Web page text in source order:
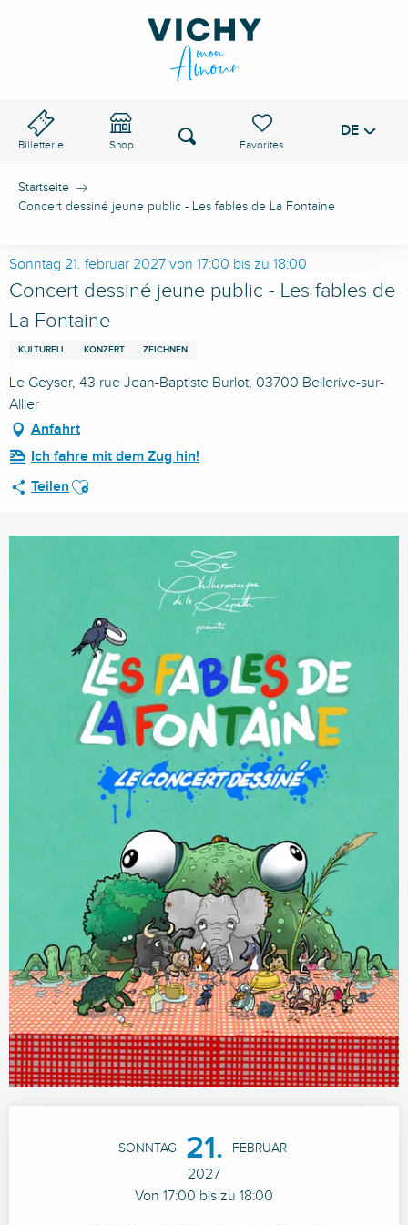
Billetterie Shop
Voir les favoris
Suche DE
Startseite
Concert dessiné jeune public - Les fables de La Fontaine
Sonntag 21. februar 2027 von 17:00 bis zu 18:00
Concert dessiné jeune public - Les fables de
La Fontaine
KULTURELL KONZERT ZEICHNEN
Le Geyser, 43 rue Jean-Baptiste Burlot, 03700 Bellerive-sur-
Allier
Anfahrt
Ich fahre mit dem Zug hin!
Teilen Ajouter aux favoris
SONNTAG 21. FEBRUAR
2027
Von 17:00 bis zu 18:00